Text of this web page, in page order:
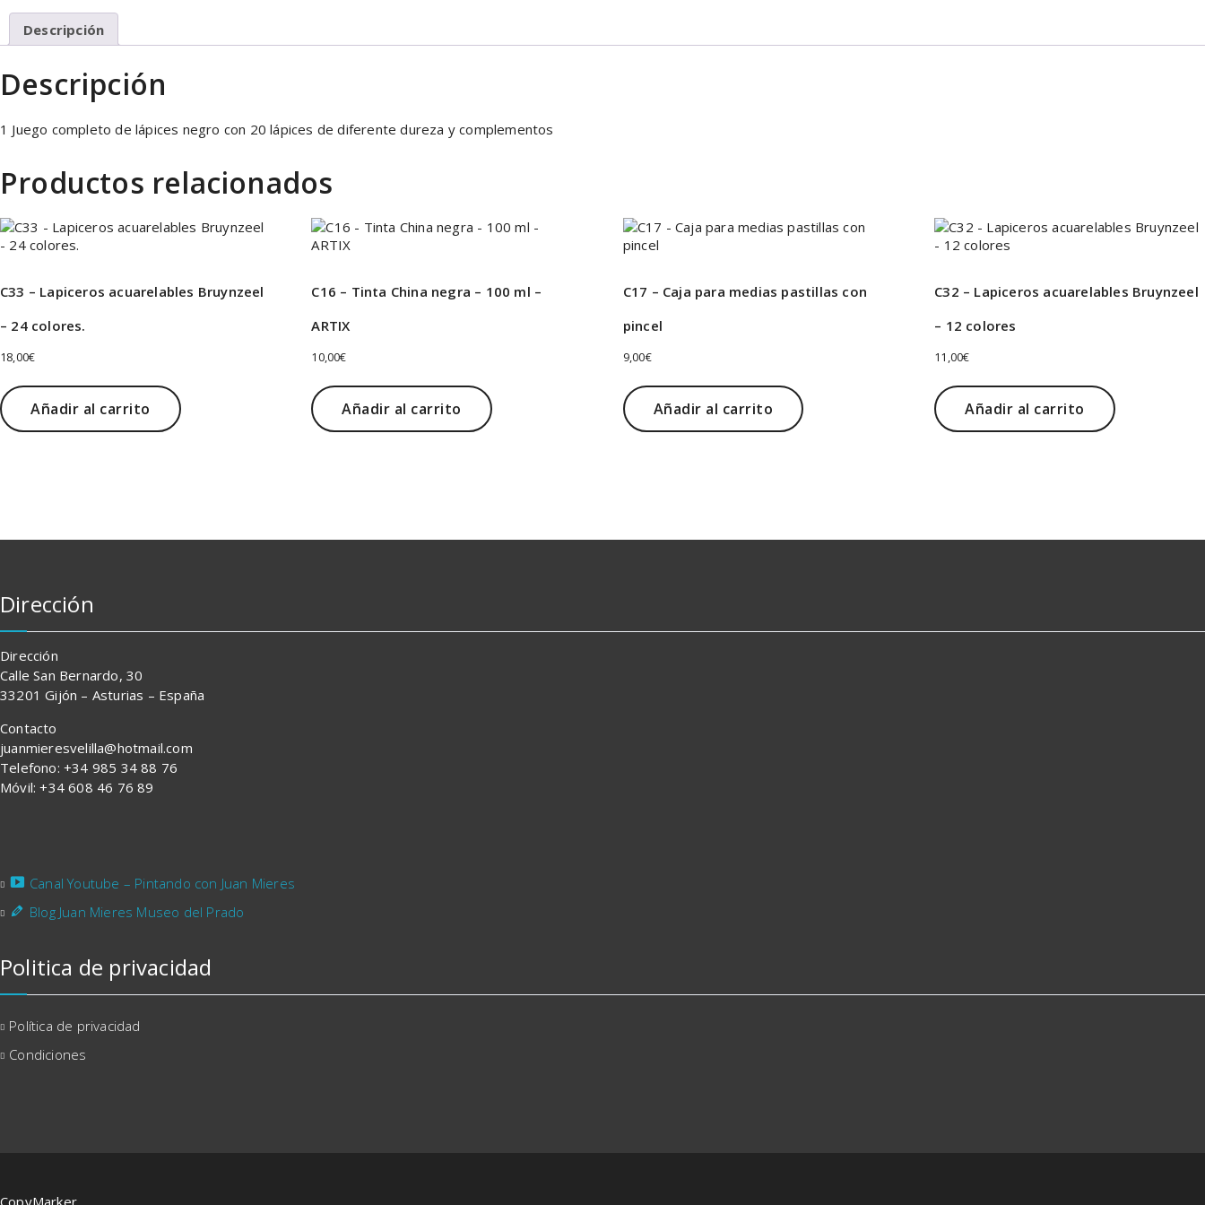
Descripción
Descripción
1 Juego completo de lápices negro con 20 lápices de diferente dureza y complementos
Productos relacionados
C33 – Lapiceros acuarelables Bruynzeel
– 24 colores.
18,00€
Añadir al carrito
C16 – Tinta China negra – 100 ml –
ARTIX
10,00€
Añadir al carrito
C17 – Caja para medias pastillas con
pincel
9,00€
Añadir al carrito
C32 – Lapiceros acuarelables Bruynzeel
– 12 colores
11,00€
Añadir al carrito
Dirección
Dirección
Calle San Bernardo, 30
33201 Gijón – Asturias – España
Contacto
juanmieresvelilla@hotmail.com
Telefono: +34 985 34 88 76
Móvil: +34 608 46 76 89
Canal Youtube – Pintando con Juan Mieres
Blog Juan Mieres Museo del Prado
Politica de privacidad
Política de privacidad
Condiciones
CopyMarker